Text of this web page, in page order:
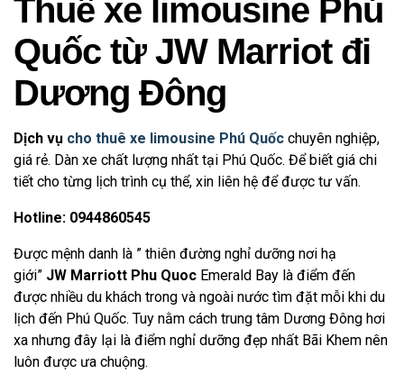
Thuê xe limousine Phú
Quốc từ JW Marriot đi
Dương Đông
Dịch vụ cho thuê xe limousine Phú Quốc chuyên nghiệp,
giá rẻ. Dàn xe chất lượng nhất tại Phú Quốc. Để biết giá chi
tiết cho từng lịch trình cụ thể, xin liên hệ để được tư vấn.
Hotline: 0944860545
Được mệnh danh là ” thiên đường nghỉ dưỡng nơi hạ
giới” JW Marriott Phu Quoc Emerald Bay là điểm đến
được nhiều du khách trong và ngoài nước tìm đặt mỗi khi du
lịch đến Phú Quốc. Tuy nằm cách trung tâm Dương Đông hơi
xa nhưng đây lại là điểm nghỉ dưỡng đẹp nhất Bãi Khem nên
luôn được ưa chuộng.